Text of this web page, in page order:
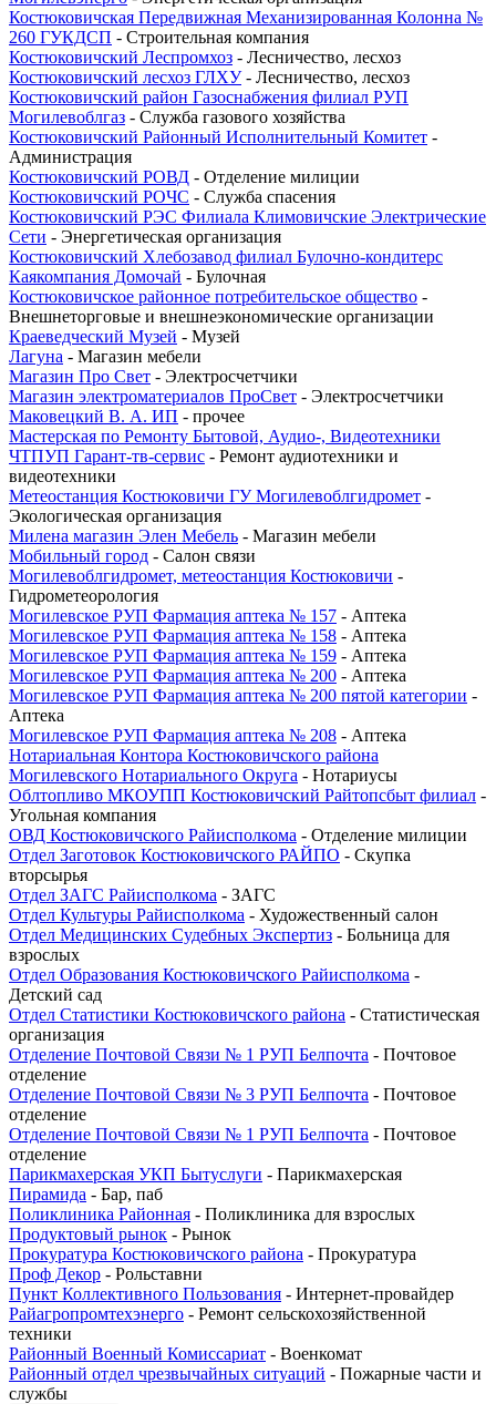
Костюковичская Передвижная Механизированная Колонна №
260 ГУКДСП - Строительная компания
Костюковичский Леспромхоз - Лесничество, лесхоз
Костюковичский лесхоз ГЛХУ- Лесничество, лесхоз
Костюковичский район Газоснабжения филиал РУП
Могилевоблгаз - Служба газового хозяйства
Костюковичский Районный Исполнительный Комитет -
Администрация
Костюковичский РОВД - Отделение милиции
Костюковичский РОЧС - Служба спасения
Костюковичский РЭС Филиала Климовичские Электрические
Сети - Энергетическая организация
Костюковичский Хлебозавод филиал Булочно-кондитерс
Каякомпания Домочай - Булочная
Костюковичское районное потребительское общество -
Внешнеторговые и внешнеэкономические организации
Краеведческий Музей - Музей
Лагуна - Магазин мебели
Магазин Про Свет - Электросчетчики
Магазин электроматериалов ПроСвет - Электросчетчики
Маковецкий В. А. ИП - прочее
Мастерская по Ремонту Бытовой, Аудио-, Видеотехники
ЧТПУП Гарант-тв-сервис - Ремонт аудиотехники и
видеотехники
Метеостанция Костюковичи ГУ Могилевоблгидромет -
Экологическая организация
Милена магазин Элен Мебель - Магазин мебели
Мобильный город - Салон связи
Могилевоблгидромет, метеостанция Костюковичи -
Гидрометеорология
Могилевское РУП Фармация аптека № 157 - Аптека
Могилевское РУП Фармация аптека № 158 - Аптека
Могилевское РУП Фармация аптека № 159 - Аптека
Могилевское РУП Фармация аптека № 200 - Аптека
Могилевское РУП Фармация аптека № 200 пятой категории -
Аптека
Могилевское РУП Фармация аптека № 208 - Аптека
Нотариальная Контора Костюковичского района
Могилевского Нотариального Округа - Нотариусы
Облтопливо МКОУПП Костюковичский Райтопсбыт филиал -
Угольная компания
ОВД Костюковичского Райисполкома - Отделение милиции
Отдел Заготовок Костюковичского РАЙПО - Скупка
вторсырья
Отдел ЗАГС Райисполкома - ЗАГС
Отдел Культуры Райисполкома - Художественный салон
Отдел Медицинских Судебных Экспертиз - Больница для
взрослых
Отдел Образования Костюковичского Райисполкома -
Детский сад
Отдел Статистики Костюковичского района - Статистическая
организация
Отделение Почтовой Связи № 1 РУП Белпочта - Почтовое
отделение
Отделение Почтовой Связи № 3 РУП Белпочта - Почтовое
отделение
Отделение Почтовой Связи № 1 РУП Белпочта - Почтовое
отделение
Парикмахерская УКП Бытуслуги - Парикмахерская
Пирамида - Бар, паб
Поликлиника Районная - Поликлиника для взрослых
Продуктовый рынок - Рынок
Прокуратура Костюковичского района - Прокуратура
Проф Декор - Рольставни
Пункт Коллективного Пользования - Интернет-провайдер
Райагропромтехэнерго - Ремонт сельскохозяйственной
техники
Районный Военный Комиссариат - Военкомат
Районный отдел чрезвычайных ситуаций - Пожарные части и
службы